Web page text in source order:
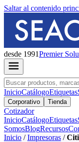
Saltar al contenido
desde 1991Premier
InicioCatálogoEtiquetas
Corporativo Tienda
Cotizador
InicioCatálogoEtiquetas
SomosBlogRecursos
Inicio / Impresoras /